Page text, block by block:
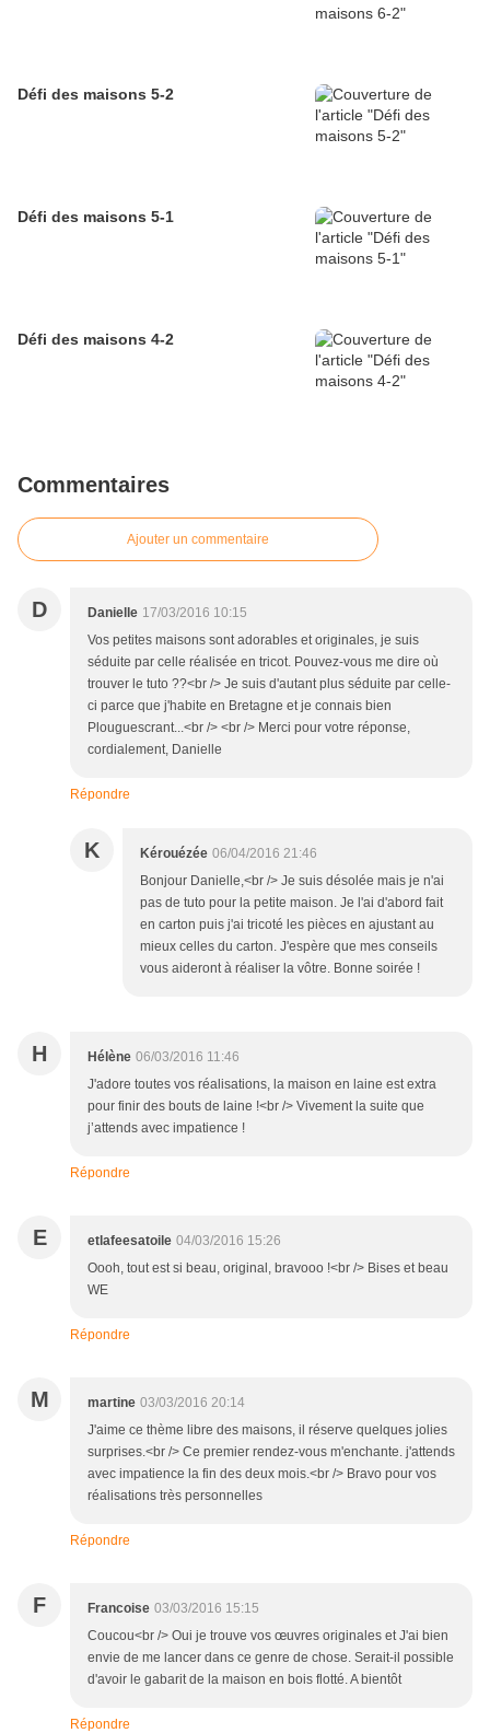
Défi des maisons 5-2
Défi des maisons 5-1
Défi des maisons 4-2
Commentaires
Ajouter un commentaire
D Danielle 17/03/2016 10:15
Vos petites maisons sont adorables et originales, je suis
séduite par celle réalisée en tricot. Pouvez-vous me dire où
trouver le tuto ??<br /> Je suis d'autant plus séduite par celle-
ci parce que j'habite en Bretagne et je connais bien
Plouguescrant...<br /> <br /> Merci pour votre réponse,
cordialement, Danielle
Répondre
K Kérouézée 06/04/2016 21:46
Bonjour Danielle,<br /> Je suis désolée mais je n'ai
pas de tuto pour la petite maison. Je l'ai d'abord fait
en carton puis j'ai tricoté les pièces en ajustant au
mieux celles du carton. J'espère que mes conseils
vous aideront à réaliser la vôtre. Bonne soirée !
H Hélène 06/03/2016 11:46
J'adore toutes vos réalisations, la maison en laine est extra
pour finir des bouts de laine !<br /> Vivement la suite que
j’attends avec impatience !
Répondre
E etlafeesatoile 04/03/2016 15:26
Oooh, tout est si beau, original, bravooo !<br /> Bises et beau
WE
Répondre
M martine 03/03/2016 20:14
J'aime ce thème libre des maisons, il réserve quelques jolies
surprises.<br /> Ce premier rendez-vous m'enchante. j'attends
avec impatience la fin des deux mois.<br /> Bravo pour vos
réalisations très personnelles
Répondre
F Francoise 03/03/2016 15:15
Coucou<br /> Oui je trouve vos œuvres originales et J'ai bien
envie de me lancer dans ce genre de chose. Serait-il possible
d'avoir le gabarit de la maison en bois flotté. A bientôt
Répondre